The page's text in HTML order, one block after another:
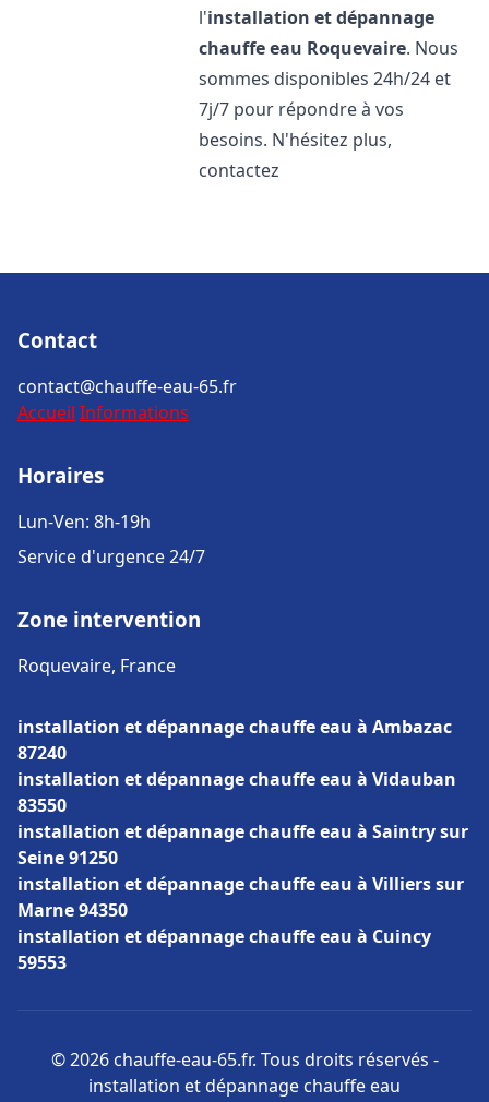
l'installation et dépannage
chauffe eau Roquevaire. Nous
sommes disponibles 24h/24 et
7j/7 pour répondre à vos
besoins. N'hésitez plus,
contactez
Contact
contact@chauffe-eau-65.fr
Accueil Informations
Horaires
Lun-Ven: 8h-19h
Service d'urgence 24/7
Zone intervention
Roquevaire, France
installation et dépannage chauffe eau à Ambazac
87240
installation et dépannage chauffe eau à Vidauban
83550
installation et dépannage chauffe eau à Saintry sur
Seine 91250
installation et dépannage chauffe eau à Villiers sur
Marne 94350
installation et dépannage chauffe eau à Cuincy
59553
© 2026 chauffe-eau-65.fr. Tous droits réservés -
installation et dépannage chauffe eau